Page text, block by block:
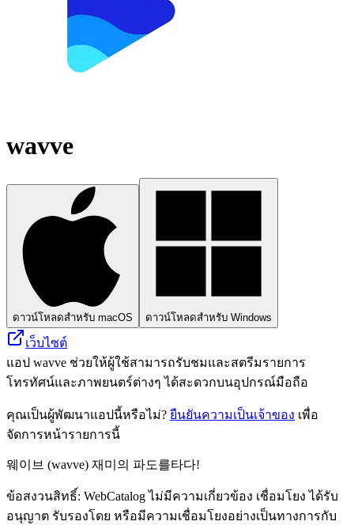
wavve
ดาวน์โหลดสำหรับ macOS ดาวน์โหลดสำหรับ Windows
เว็บไซต์
แอป wavve ช่วยให้ผู้ใช้สามารถรับชมและสตรีมรายการ
โทรทัศน์และภาพยนตร์ต่างๆ ได้สะดวกบนอุปกรณ์มือถือ
คุณเป็นผู้พัฒนาแอปนี้หรือไม่? ยืนยันความเป็นเจ้าของ เพื่อ
จัดการหน้ารายการนี้
웨이브 (wavve) 재미의 파도를타다!
ข้อสงวนสิทธิ์: WebCatalog ไม่มีความเกี่ยวข้อง เชื่อมโยง ได้รับ
อนุญาต รับรองโดย หรือมีความเชื่อมโยงอย่างเป็นทางการกับ